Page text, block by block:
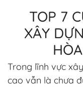
TOP 7
XÂY
Trong lĩnh vực
cao vẫn là chưa